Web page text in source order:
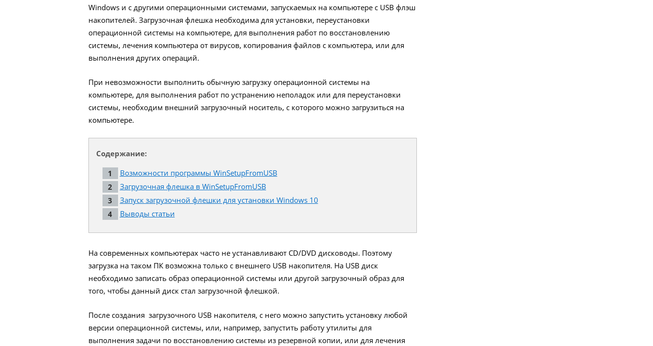
Windows и с другими операционными системами, запускаемых на компьютере с USB флэш
накопителей. Загрузочная флешка необходима для установки, переустановки
операционной системы на компьютере, для выполнения работ по восстановлению
системы, лечения компьютера от вирусов, копирования файлов с компьютера, или для
выполнения других операций.
При невозможности выполнить обычную загрузку операционной системы на
компьютере, для выполнения работ по устранению неполадок или для переустановки
системы, необходим внешний загрузочный носитель, с которого можно загрузиться на
компьютере.
Содержание:
Возможности программы WinSetupFromUSB
Загрузочная флешка в WinSetupFromUSB
Запуск загрузочной флешки для установки Windows 10
Выводы статьи
На современных компьютерах часто не устанавливают CD/DVD дисководы. Поэтому
загрузка на таком ПК возможна только с внешнего USB накопителя. На USB диск
необходимо записать образ операционной системы или другой загрузочный образ для
того, чтобы данный диск стал загрузочной флешкой.
После создания загрузочного USB накопителя, с него можно запустить установку любой
версии операционной системы, или, например, запустить работу утилиты для
выполнения задачи по восстановлению системы из резервной копии, или для лечения